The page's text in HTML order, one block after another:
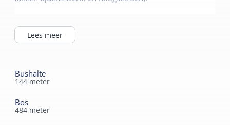
gezellige eetcafé “de Richel” met internetmogelijkheid en
Lees meer
Bushalte
144 meter
Bos
484 meter